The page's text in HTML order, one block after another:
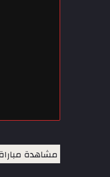
مشاهدة